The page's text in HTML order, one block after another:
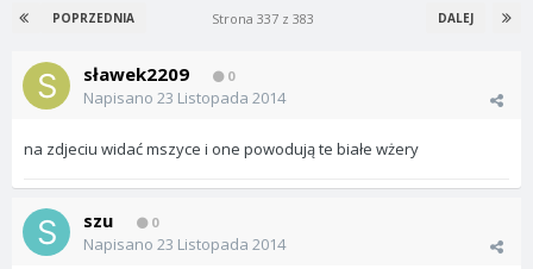
POPRZEDNIA DALEJ
Strona 337 z 383
sławek2209 0
Napisano 23 Listopada 2014
na zdjeciu widać mszyce i one powodują te białe wżery
szu 0
Napisano 23 Listopada 2014